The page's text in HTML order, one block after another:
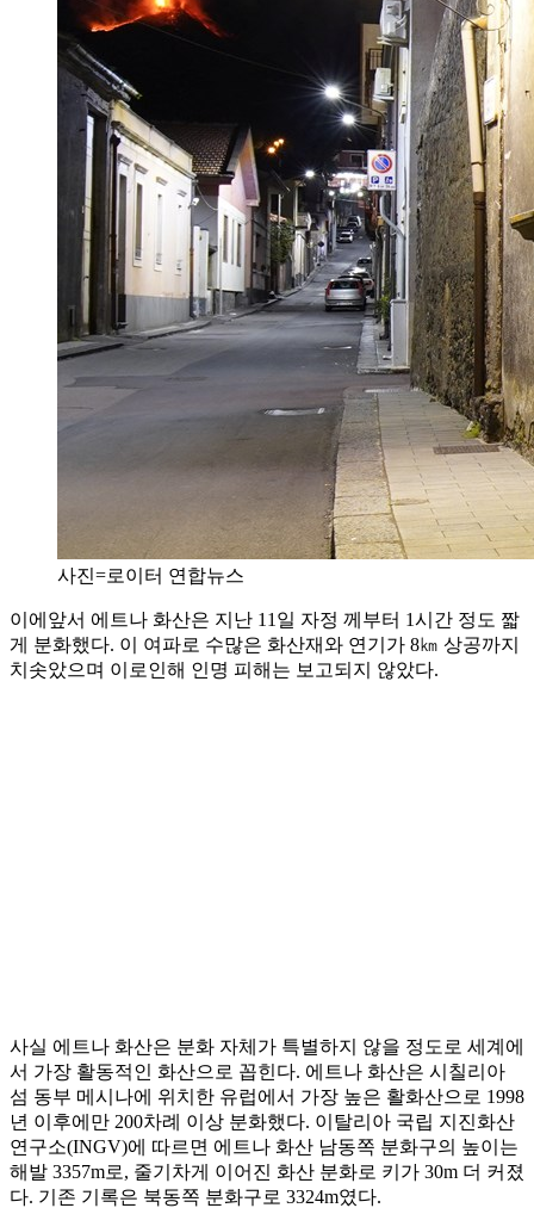
사진=로이터 연합뉴스
이에앞서 에트나 화산은 지난 11일 자정 께부터 1시간 정도 짧
게 분화했다. 이 여파로 수많은 화산재와 연기가 8㎞ 상공까지
치솟았으며 이로인해 인명 피해는 보고되지 않았다.
사실 에트나 화산은 분화 자체가 특별하지 않을 정도로 세계에
서 가장 활동적인 화산으로 꼽힌다. 에트나 화산은 시칠리아
섬 동부 메시나에 위치한 유럽에서 가장 높은 활화산으로 1998
년 이후에만 200차례 이상 분화했다. 이탈리아 국립 지진화산
연구소(INGV)에 따르면 에트나 화산 남동쪽 분화구의 높이는
해발 3357m로, 줄기차게 이어진 화산 분화로 키가 30m 더 커졌
다. 기존 기록은 북동쪽 분화구로 3324m였다.